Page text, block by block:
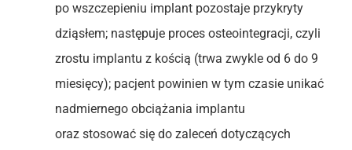
po wszczepieniu implant pozostaje przykryty
dziąsłem; następuje proces osteointegracji, czyli
zrostu implantu z kością (trwa zwykle od 6 do 9
miesięcy); pacjent powinien w tym czasie unikać
nadmiernego obciążania implantu
oraz stosować się do zaleceń dotyczących